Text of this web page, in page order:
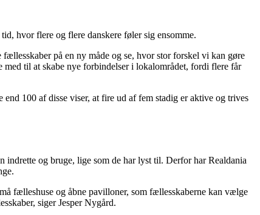
hvor flere og flere danskere føler sig ensomme.
på en ny måde og se, hvor stor forskel vi kan gøre
til at skabe nye forbindelser i lokalområdet, fordi flere får
100 af disse viser, at fire ud af fem stadig er aktive og trives
og bruge, lige som de har lyst til. Derfor har Realdania
fælleshuse og åbne pavilloner, som fællesskaberne kan vælge
siger Jesper Nygård.